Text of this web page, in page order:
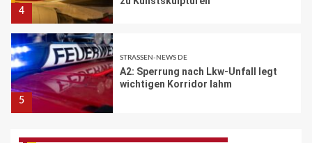
4
5
STRASSEN-NEWS DE
A2: Sperrung nach Lkw-Unfall legt
wichtigen Korridor lahm